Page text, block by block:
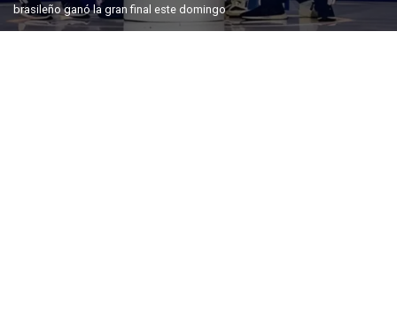
brasileño ganó la gran final este domingo